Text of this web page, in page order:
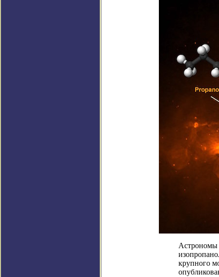
Астрономы
крупного